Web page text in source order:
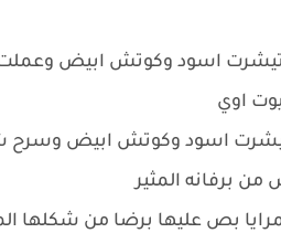
اسود وكوتش ابيض
اوي
اسود وكوتش ابيض وسرح
برفانه المثير
بص عليها برضا من